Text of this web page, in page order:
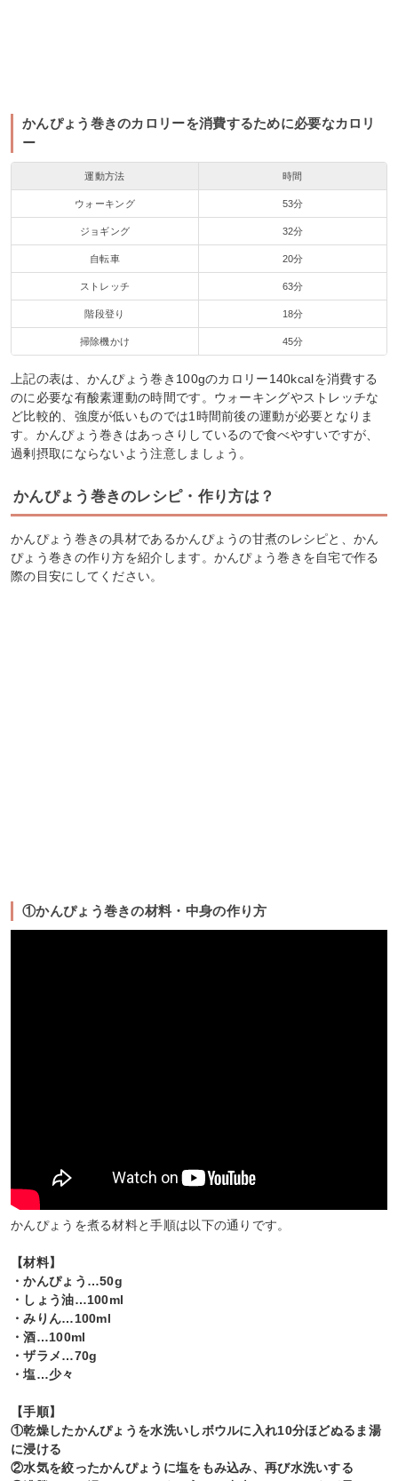
かんぴょう巻きのカロリーを消費するために必要なカロリ
ー
運動方法 時間
ウォーキング 53分
ジョギング 32分
自転車 20分
ストレッチ 63分
階段登り 18分
掃除機かけ 45分
上記の表は、かんぴょう巻き100gのカロリー140kcalを消費する
のに必要な有酸素運動の時間です。ウォーキングやストレッチな
ど比較的、強度が低いものでは1時間前後の運動が必要となりま
す。かんぴょう巻きはあっさりしているので食べやすいですが、
過剰摂取にならないよう注意しましょう。
かんぴょう巻きのレシピ・作り方は？
かんぴょう巻きの具材であるかんぴょうの甘煮のレシピと、かん
ぴょう巻きの作り方を紹介します。かんぴょう巻きを自宅で作る
際の目安にしてください。
①かんぴょう巻きの材料・中身の作り方
かんぴょうを煮る材料と手順は以下の通りです。
【材料】
・かんぴょう…50g
・しょう油…100ml
・みりん…100ml
・酒…100ml
・ザラメ…70g
・塩…少々
【手順】
①乾燥したかんぴょうを水洗いしボウルに入れ10分ほどぬるま湯
に浸ける
②水気を絞ったかんぴょうに塩をもみ込み、再び水洗いする